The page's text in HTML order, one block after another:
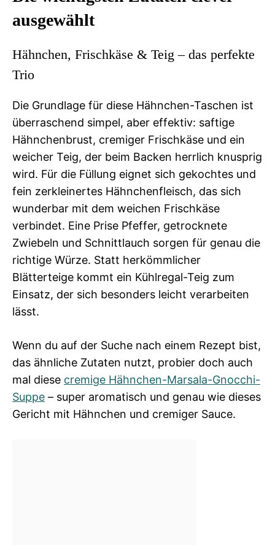
ausgewählt
Hähnchen, Frischkäse & Teig – das perfekte
Trio
Die Grundlage für diese Hähnchen-Taschen ist
überraschend simpel, aber effektiv: saftige
Hähnchenbrust, cremiger Frischkäse und ein
weicher Teig, der beim Backen herrlich knusprig
wird. Für die Füllung eignet sich gekochtes und
fein zerkleinertes Hähnchenfleisch, das sich
wunderbar mit dem weichen Frischkäse
verbindet. Eine Prise Pfeffer, getrocknete
Zwiebeln und Schnittlauch sorgen für genau die
richtige Würze. Statt herkömmlicher
Blätterteige kommt ein Kühlregal-Teig zum
Einsatz, der sich besonders leicht verarbeiten
lässt.
Wenn du auf der Suche nach einem Rezept bist,
das ähnliche Zutaten nutzt, probier doch auch
mal diese cremige Hähnchen-Marsala-Gnocchi-
Suppe – super aromatisch und genau wie dieses
Gericht mit Hähnchen und cremiger Sauce.